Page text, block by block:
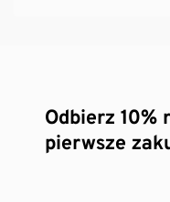
Odbierz 10%
pierwsze